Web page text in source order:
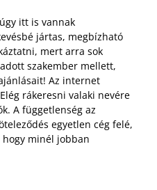
itt is vannak
jártas, megbízható
mert arra sok
szakember mellett,
Az internet
rákeresni valaki nevére
A függetlenség az
egyetlen cég felé,
minél jobban